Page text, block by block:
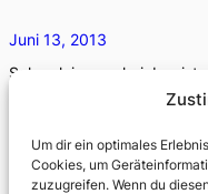
Um dir ein optimales
Cookies, um
zuzugreifen. Wenn du
Juni 13, 2013
Schmal, ja unscheinbar ist
Gedichten von Elke Erb,
aus…